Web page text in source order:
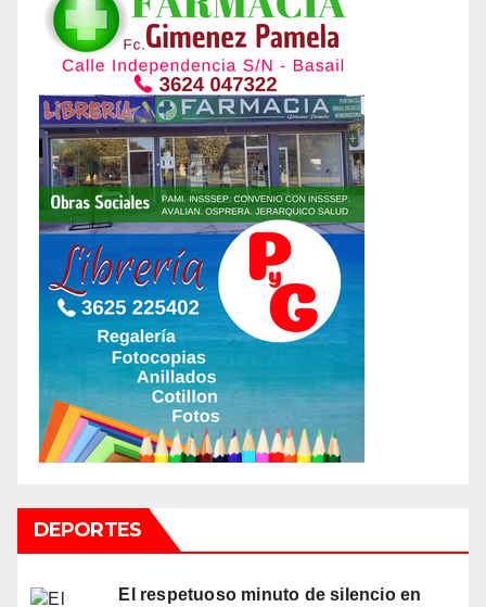
DEPORTES
El respetuoso minuto de silencio en